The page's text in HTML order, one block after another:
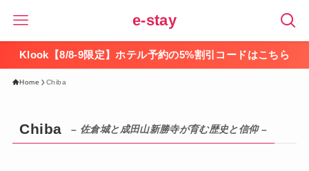
e-stay
Klook【8/8-9限定】ホテル予約の5%割引コードはこちら
Home Chiba
Chiba – 佐倉城と成田山新勝寺が育む歴史と信仰 –